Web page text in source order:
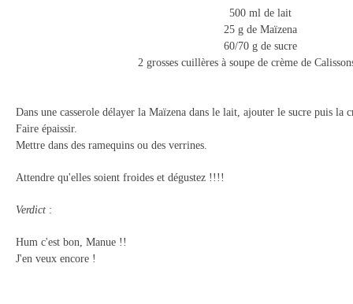
500 ml de lait
25 g de Maïzena
60/70 g de sucre
2 grosses cuillères à soupe de crème de
Dans une casserole délayer la Maïzena dans le lait, ajouter le sucre puis la
Faire épaissir.
Mettre dans des ramequins ou des verrines.
Attendre qu'elles soient froides et dégustez !!!!
Verdict :
Hum c'est bon, Manue !!
J'en veux encore !